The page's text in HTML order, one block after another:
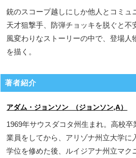
銃のスコープ越しにしか他人とコミュ
天才狙撃手、防弾チョッキを脱ぐと不
風変わりなストーリーの中で、登場人
を描く。
著者紹介
アダム・ジョンソン （ジョンソン,A）
1969年サウスダコタ州生まれ。高校
業員をしてから、アリゾナ州立大学に
学位を修めた後、ルイジアナ州立マク